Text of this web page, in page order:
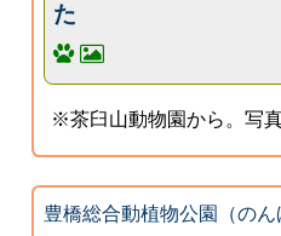
た
※茶臼山動物園から。写真
豊橋総合動植物公園（のん